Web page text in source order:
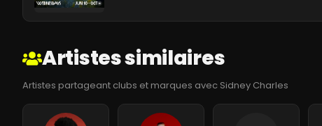
Artistes similaires
Artistes partageant clubs et marques avec Sidney Charles